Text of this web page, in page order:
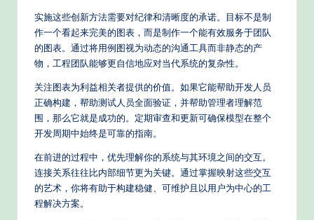
实施这些创新方法需要对纪律和清晰度的承诺。目标不是制
作一个看起来完美的图表，而是制作一个能有效服务于团队
的图表。通过将用例图视为动态的沟通工具而非静态的产
物，工程团队能够更自信地应对当代系统的复杂性。
关注图表为利益相关者提供的价值。如果它能帮助开发人员
正确构建，帮助测试人员全面验证，并帮助管理者理解范
围，那么它就是成功的。定期审查和更新可确保模型在整个
开发周期中始终是可靠的指南。
在前进的过程中，优先理解你的系统与其环境之间的交互。
连接关系往往比内部细节更为关键。通过掌握映射这些交互
的艺术，你将有助于构建稳健、可维护且以用户为中心的工
程解决方案。